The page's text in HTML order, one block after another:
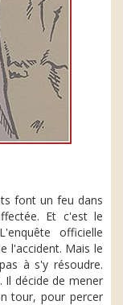
font un feu dans
Et c'est le
officielle
l'accident. Mais le
à s'y résoudre.
Il décide de mener
tour, pour percer